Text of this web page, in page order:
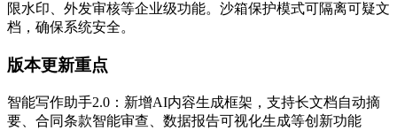
限水印、外发审核等企业级功能。沙箱保护模式可隔离可疑文
档，确保系统安全。
版本更新重点
智能写作助手2.0：新增AI内容生成框架，支持长文档自动摘
要、合同条款智能审查、数据报告可视化生成等创新功能